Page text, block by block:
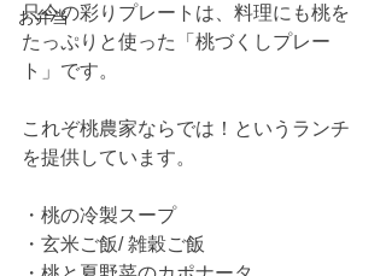
お弁当
只今の彩りプレートは、料理にも桃を
たっぷりと使った「桃づくしプレー
ト」です。
これぞ桃農家ならでは！というランチ
を提供しています。
・桃の冷製スープ
・玄米ご飯/ 雑穀ご飯